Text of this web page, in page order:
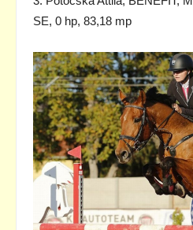
SE, 0 hp, 83,18 mp